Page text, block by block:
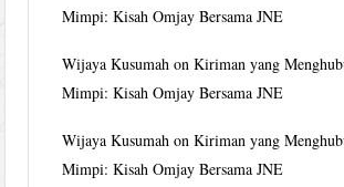
Mimpi: Kisah Omjay Bersama JNE
Wijaya Kusumah onKiriman yang
Mimpi: Kisah Omjay Bersama JNE
Wijaya Kusumah onKiriman yang
Mimpi: Kisah Omjay Bersama JNE